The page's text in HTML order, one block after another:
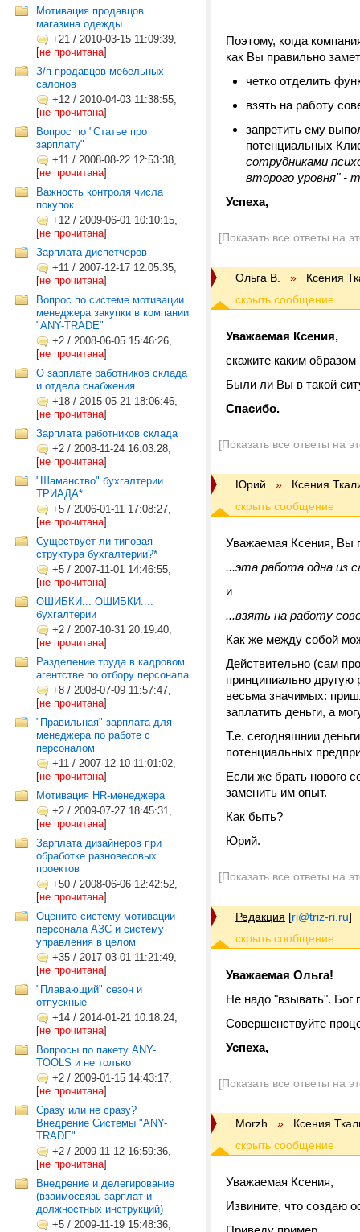
Мотивация продавцов
магазина одежды
+21 / 2010-03-15 11:09:39,
[не прочитана]
З/п продавцов мебельных
салонов
+12 / 2010-04-03 11:38:55,
[не прочитана]
Вопрос по "Статье про
зарплату"
+11 / 2008-08-22 12:53:38,
[не прочитана]
Важность контроля числа
покупок
+12 / 2009-06-01 10:10:15,
[не прочитана]
Зарплата диспетчеров
+11 / 2007-12-17 12:05:35,
[не прочитана]
Вопрос по системе мотивации
менеджера закупки в компании
"ANY-TRADE"
+2 / 2008-06-05 15:46:26,
[не прочитана]
О зарплате работников склада
и отдела снабжения
+18 / 2015-05-21 18:06:46,
[не прочитана]
Зарплата работников склада
+2 / 2008-11-24 16:03:28,
[не прочитана]
"Шаманство" бухгалтерии.
ТРИАДА*
+5 / 2006-01-11 17:08:27,
[не прочитана]
Существует ли типовая
структура бухгалтерии?*
+5 / 2007-11-01 14:46:55,
[не прочитана]
ОШИБКИ... ОШИБКИ....
бухгалтерии
+2 / 2007-10-31 20:19:40,
[не прочитана]
Разделение труда в кадровом
агентстве по отбору персонала
+8 / 2008-07-09 11:57:47,
[не прочитана]
"Правильная" зарплата для
менеджера по работе с
персоналом
+11 / 2007-12-10 11:01:02,
[не прочитана]
Мотивация HR-менеджера
+2 / 2009-07-27 18:45:31,
[не прочитана]
Зарплата дизайнеров при
обработке разновесовых
проектов
+50 / 2008-06-06 12:42:52,
[не прочитана]
Оцените систему мотивации
персонала АЗС и систему
управления в целом
+35 / 2017-03-01 11:21:49,
[не прочитана]
"Плавающий" сезон и
отпускные
+14 / 2014-01-21 10:18:24,
[не прочитана]
Вопросы по пакету ANY-
TOOLS и не только
+2 / 2009-01-15 14:43:17,
[не прочитана]
Сразу или не сразу?
Внедрение Системы "ANY-
TRADE"
+2 / 2009-11-12 16:59:36,
[не прочитана]
Внедрение и делегирование
(взаимосвязь зарплат и
должностных инструкций)
+5 / 2009-11-19 15:48:36,
Поэтому, когда
как Вы правильно
четко отделить
взять на работу
запретить ему
потенциальных
сотрудниками
второго уровня" -
Успеха,
[Показать все ответы на
Ольга В. » Ксения
Уважаемая Ксения,
скажите каким
Были ли Вы в такой
Спасибо.
[Показать все ответы на
Юрий » Ксения
Уважаемая Ксения, Вы
...эта работа одна из
и
...взять на работу
Как же между собой
Действительно (сам
принципиально другую
весьма значимых:
заплатить деньги, а
Т.е. сегодняшнии
потенциальных
Если же брать нового
заменить им опыт.
Как быть?
Юрий.
[Показать все ответы на
Редакция [ri@triz-ri.ru]
Уважаемая Ольга!
Не надо "взывать". Бог
Совершенствуйте
Успеха,
[Показать все ответы на
Morzh » Ксения
Уважаемая Ксения,
Извините, что создаю